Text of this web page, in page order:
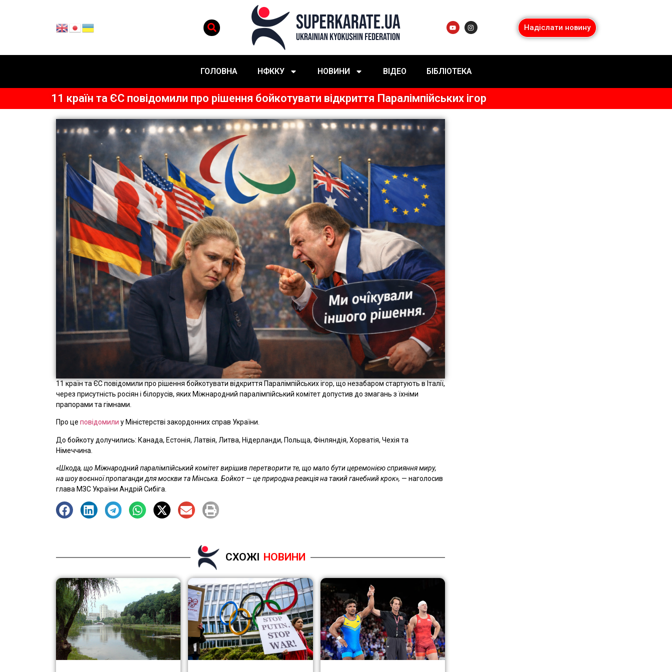
Надіслати новину
ГОЛОВНА НФККУ НОВИНИ ВІДЕО БІБЛІОТЕКА
11 країн та ЄС повідомили про рішення бойкотувати відкриття Паралімпійських ігор
11 країн та ЄС повідомили про рішення бойкотувати відкриття Паралімпійських ігор, що незабаром стартують в Італії,
через присутність росіян і білорусів, яких Міжнародний паралімпійський комітет допустив до змагань з їхніми
прапорами та гімнами.
Про це повідомили у Міністерстві закордонних справ України.
До бойкоту долучились: Канада, Естонія, Латвія, Литва, Нідерланди, Польща, Фінляндія, Хорватія, Чехія та
Німеччина.
«Шкода, що Міжнародний паралімпійський комітет вирішив перетворити те, що мало бути церемонією сприяння миру,
на шоу воєнної пропаганди для москви та Мінська. Бойкот — це природна реакція на такий ганебний крок», — наголосив
глава МЗС України Андрій Сибіга.
СХОЖІ НОВИНИ